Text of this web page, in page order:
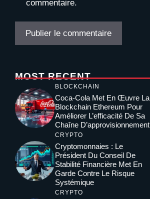
commentaire.
MOST RECENT
BLOCKCHAIN
Coca-Cola Met En Œuvre La
Blockchain Ethereum Pour
Améliorer L’efficacité De Sa
Chaîne D’approvisionnement
CRYPTO
Cryptomonnaies : Le
Président Du Conseil De
Stabilité Financière Met En
Garde Contre Le Risque
Systémique
CRYPTO